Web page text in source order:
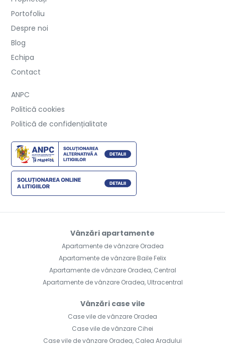
Portofoliu
Despre noi
Blog
Echipa
Contact
ANPC
Politică cookies
Politică de confidențialitate
Vânzări apartamente
Apartamente de vânzare Oradea
Apartamente de vânzare Baile Felix
Apartamente de vânzare Oradea, Central
Apartamente de vânzare Oradea, Ultracentral
Vânzări case vile
Case vile de vânzare Oradea
Case vile de vânzare Cihei
Case vile de vânzare Oradea, Calea Aradului